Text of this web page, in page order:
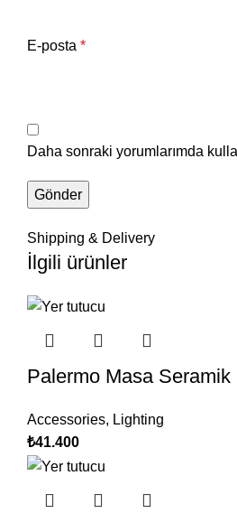
E-posta *
Daha sonraki yorumlarımda
Shipping & Delivery
İlgili ürünler
Palermo Masa
Accessories, Lighting
₺41.400